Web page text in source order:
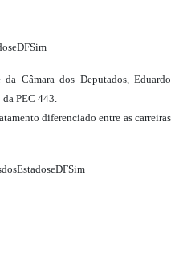
Câmara dos Deputados, Eduardo
PEC 443.
diferenciado entre as carreiras